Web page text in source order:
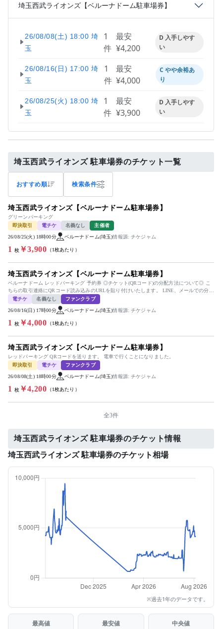
埼玉西武ライオンズ【ベルーナドーム駐車場券】
26/08/08(土) 18:00 埼
玉
1
件
最安
¥4,200
D 入手しやす
い
26/08/16(日) 17:00 埼
玉
1
件
最安
¥4,000
C やや余裕あ
り
26/08/25(火) 18:00 埼
玉
1
件
最安
¥3,900
D 入手しやす
い
埼玉西武ライオンズ 駐車場券のチケット一覧
おすすめ順 検索条件
埼玉西武ライオンズ【ベルーナドーム駐車場券】
グリーンパーキング
即決取引
電チケ 名義なし 主催者
26/08/25(火) 18時00分 ベルーナドーム(埼玉)情報源: チケジャム
1 枚￥3,900 （1枚あたり）
埼玉西武ライオンズ【ベルーナドーム駐車場券】
ベルーナドーム レッドパーキング 予約券 ◎チケット(QRコード)の分配方法について◎ こ
ちらの取引連絡にQRコード読み込みのURLを貼り付けいたします。 LINE、メールでの分配
もできますので...
電チケ 名義なし ファンクラブ
26/08/16(日) 17時00分 ベルーナドーム(埼玉)情報源: チケジャム
1 枚￥4,000 （1枚あたり）
埼玉西武ライオンズ【ベルーナドーム駐車場券】
レッドパーキング QRコードを送ります。 電車で行くことになりました。
即決取引
電チケ ファンクラブ
26/08/08(土) 18時00分 ベルーナドーム(埼玉)情報源: チケジャム
1 枚￥4,200 （1枚あたり）
全3件
埼玉西武ライオンズ 駐車場券のチケット情報
埼玉西武ライオンズ 駐車場券のチケット相場
※過去1年のデータです。
最高値 最安値 中央値